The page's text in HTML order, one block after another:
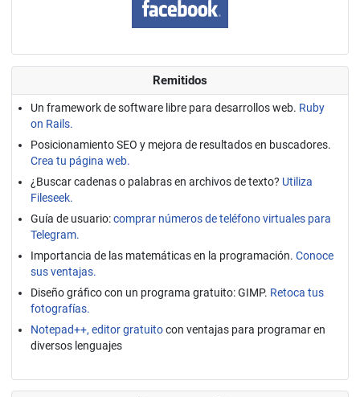
Remitidos
Un framework de software libre para desarrollos web. Ruby
on Rails.
Posicionamiento SEO y mejora de resultados en buscadores.
Crea tu página web.
¿Buscar cadenas o palabras en archivos de texto? Utiliza
Fileseek.
Guía de usuario:comprar números de teléfono virtuales para
Telegram.
Importancia de las matemáticas en la programación. Conoce
sus ventajas.
Diseño gráfico con un programa gratuito: GIMP. Retoca tus
fotografías.
Notepad++, editor gratuitocon ventajas para programar en
diversos lenguajes